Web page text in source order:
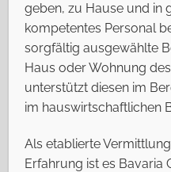
geben, zu Hause und
kompetentes Personal
sorgfältig ausgewählte
Haus oder Wohnung
unterstützt diesen im
im hauswirtschaftlichen
Als etablierte
Erfahrung ist es Bavaria